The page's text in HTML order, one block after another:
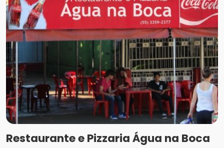
Restaurante e Pizzaria Água na Boca